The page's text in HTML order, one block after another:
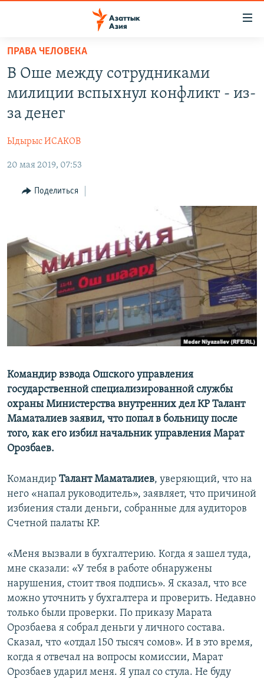
Вернуться
основному
содержанию
главной
навигации
Вернутся
поиску
ТАДЖИКИСТАН
ҚАЗАҚША
КЫРГЫЗЧА
ЎЗБЕКЧА
ПРАВА ЧЕЛОВЕКА
В Оше между сотрудниками
милиции вспыхнул конфликт - из-
за денег
Ыдырыс ИСАКОВ
20 мая 2019, 07:53
Поделиться
Командир взвода Ошского управления
государственной специализированной службы
охраны Министерства внутренних дел КР Талант
Маматалиев заявил, что попал в больницу после
того, как его избил начальник управления Марат
Орозбаев.
Командир Талант Маматалиев, уверяющий, что на
него «напал руководитель», заявляет, что причиной
избиения стали деньги, собранные для аудиторов
Счетной палаты КР.
«Меня вызвали в бухгалтерию. Когда я зашел туда,
мне сказали: «У тебя в работе обнаружены
нарушения, стоит твоя подпись». Я сказал, что все
можно уточнить у бухгалтера и проверить. Недавно
только были проверки. По приказу Марата
Орозбаева я собрал деньги у личного состава.
Сказал, что «отдал 150 тысяч сомов». И в это время,
когда я отвечал на вопросы комиссии, Марат
Орозбаев ударил меня. Я упал со стула. Не буду